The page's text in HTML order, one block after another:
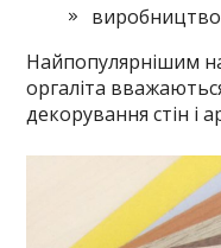
виробництво
Найпопулярнішим
оргаліта
декорування стін і